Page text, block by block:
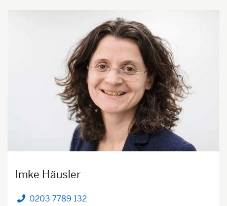
Imke Häusler
Telefon
0203 7789 132